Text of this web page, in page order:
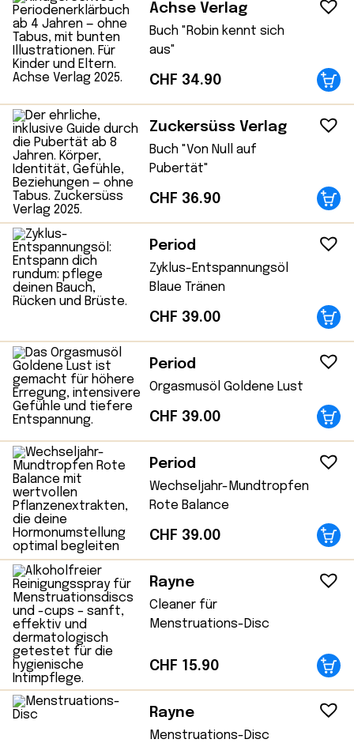
Achse Verlag
Buch "Robin kennt sich
aus"
CHF 34.90
Zuckersüss Verlag
Buch "Von Null auf
Pubertät"
CHF 36.90
Period
Zyklus-Entspannungsöl
Blaue Tränen
CHF 39.00
Period
Orgasmusöl Goldene Lust
CHF 39.00
Period
Wechseljahr-Mundtropfen
Rote Balance
CHF 39.00
Rayne
Cleaner für
Menstruations-Disc
CHF 15.90
Rayne
Menstruations-Disc